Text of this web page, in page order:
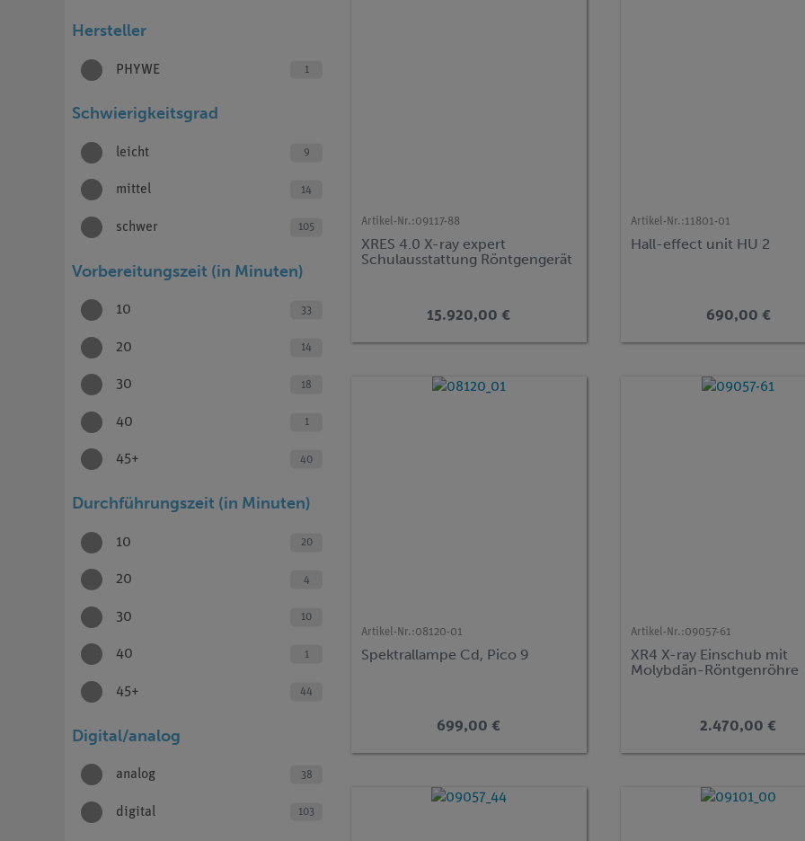
Hersteller
PHYWE 1
Schwierigkeitsgrad
leicht 9
mittel 14
schwer 105
Vorbereitungszeit (in Minuten)
10 33
20 14
30 18
40 1
45+ 40
Durchführungszeit (in Minuten)
10 20
20 4
30 10
40 1
45+ 44
Digital/analog
analog 38
digital 103
Artikel-Nr.:09117-88
XRES 4.0 X-ray expert
Schulausstattung Röntgengerät
15.920,00 €
Artikel-Nr.:11801-01
Hall-effect unit HU 2
690,00 €
Artikel-Nr.:08120-01
Spektrallampe Cd, Pico 9
699,00 €
Artikel-Nr.:09057-61
XR4 X-ray Einschub mit
Molybdän-Röntgenröhre
2.470,00 €